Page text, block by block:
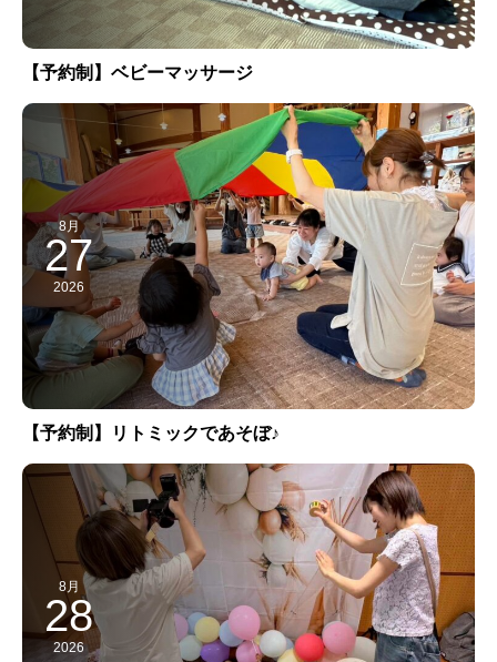
【予約制】ベビーマッサージ
8月
27
2026
【予約制】リトミックであそぼ♪
8月
28
2026